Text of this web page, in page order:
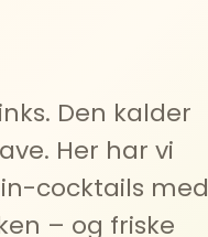
Den kalder
Her har vi
cocktails med
– og friske